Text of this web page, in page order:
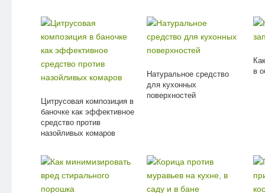
Цитрусовая композиция в
баночке как эффективное
средство против
назойливых комаров
Натуральное средство
для кухонных
поверхностей
в